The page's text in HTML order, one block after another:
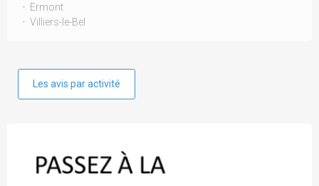
Ermont
Villiers-le-Bel
Les avis par activité